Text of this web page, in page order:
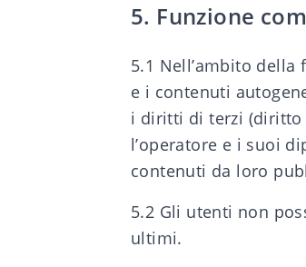
5. Funzione
5.1 Nell’ambito
e i contenuti
i diritti di terzi (diritto
l’operatore e i suoi
contenuti da loro
5.2 Gli utenti non
ultimi.